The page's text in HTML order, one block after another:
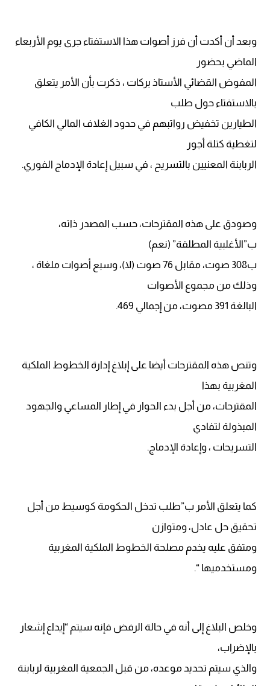
وبعد أن أكدت أن فرز أصوات هذا الاستفتاء جرى يوم الأربعاء
الماضي بحضور
المفوض القضائي الأستاذ بركات ، ذكرت بأن الأمر يتعلق
بالاستفتاء حول طلب
الطيارين تخفيض رواتبهم في حدود الغلاف المالي الكافي
لتغطية كتلة أجور
الربابنة المعنيين بالتسريح ، في سبيل إعادة الإدماج الفوري.
وصودق على هذه المقترحات، حسب المصدر ذاته،
ب”الأغلبية المطلقة” (نعم)
ب308 صوت، مقابل 76 صوت (لا)، وسبع أصوات ملغاة ،
وذلك من مجموع الأصوات
البالغة 391 مصوت، من إجمالي 469.
وتنص هذه المقترحات أيضا على إبلاغ إدارة الخطوط الملكية
المغربية بهذا
المقترحات، من أجل بدء الحوار في إطار المساعي والجهود
المبذولة لتفادي
التسريحات ، وإعادة الإدماج.
كما يتعلق الأمر ب”طلب تدخل الحكومة كوسيط من أجل
تحقيق حل عادل، ومتوازن
ومتفق عليه يخدم مصلحة الخطوط الملكية المغربية
ومستخدميها “.
وخلص البلاغ إلى أنه في حالة الرفض فإنه سيتم “إيداع إشعار
بالإضراب،
والذي سيتم تحديد موعده، من قبل الجمعية المغربية لربابنة